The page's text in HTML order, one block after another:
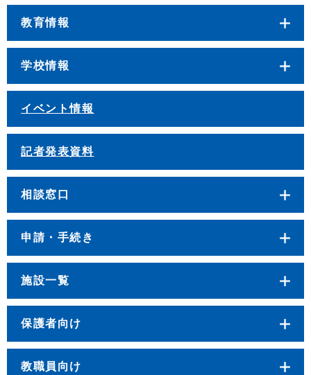
教育情報
学校情報
イベント情報
記者発表資料
相談窓口
申請・手続き
施設一覧
保護者向け
教職員向け